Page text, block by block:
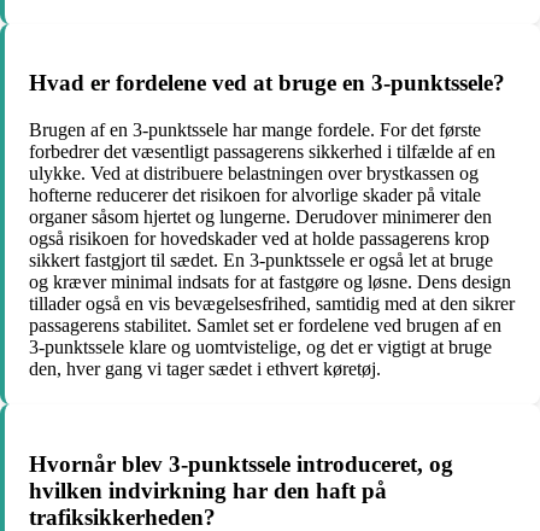
Hvad er fordelene ved at bruge en 3-punktssele?
Brugen af ​​en 3-punktssele har mange fordele. For det første
forbedrer det væsentligt passagerens sikkerhed i tilfælde af en
ulykke. Ved at distribuere belastningen over brystkassen og
hofterne reducerer det risikoen for alvorlige skader på vitale
organer såsom hjertet og lungerne. Derudover minimerer den
også risikoen for hovedskader ved at holde passagerens krop
sikkert fastgjort til sædet. En 3-punktssele er også let at bruge
og kræver minimal indsats for at fastgøre og løsne. Dens design
tillader også en vis bevægelsesfrihed, samtidig med at den sikrer
passagerens stabilitet. Samlet set er fordelene ved brugen af ​​en
3-punktssele klare og uomtvistelige, og det er vigtigt at bruge
den, hver gang vi tager sædet i ethvert køretøj.
Hvornår blev 3-punktssele introduceret, og
hvilken indvirkning har den haft på
trafiksikkerheden?